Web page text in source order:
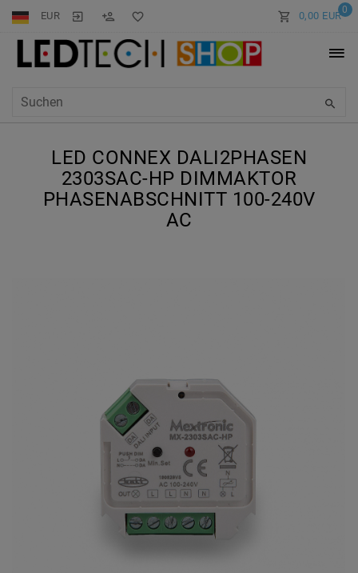
EUR 0
0,00 EUR
LED CONNEX DALI2PHASEN
2303SAC-HP DIMMAKTOR
PHASENABSCHNITT 100-240V
AC